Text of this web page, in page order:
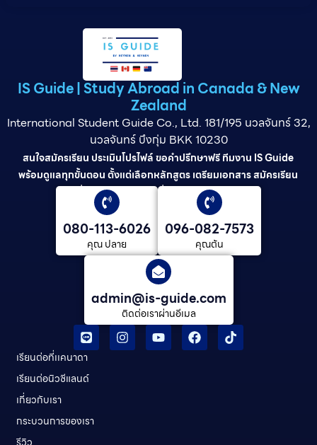
IS Guide | Study Abroad in Canada & New
Zealand
International Student Guide Co., Ltd. 181/195 นวลจันทร์ 32,
นวลจันทร์ บึงกุ่ม BKK 10230
สนใจสมัครเรียน ประเมินโปรไฟล์ ขอคำปรึกษาฟรี ทีมงาน IS Guide
พร้อมดูแลทุกขั้นตอน ตั้งแต่เลือกหลักสูตร เตรียมเอกสาร สมัครเรียน
ยื่นวีซ่า และดูแลต่อเนื่องจนจบการศึกษา
080-113-6026
คุณ ปลาย
096-082-7573
คุณต้น
admin@is-guide.com
ติดต่อเราผ่านอีเมล
เรียนต่อที่เเคนาดา
เรียนต่อนิวซีแลนด์​
เกี่ยวกับเรา
กระบวนการของเรา